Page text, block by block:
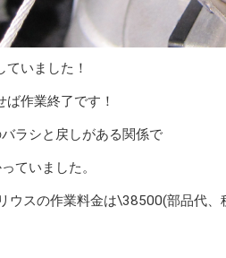
いました！
作業終了です！
ラシと戻しがある関係で
ていました。
ウスの作業料金は\38500(部品代、